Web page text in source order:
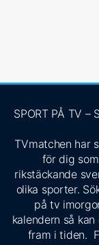
SPORT PÅ TV –
TVmatchen har
för dig
rikstäckande
olika sporter.
på tv
kalendern så
fram i tiden.